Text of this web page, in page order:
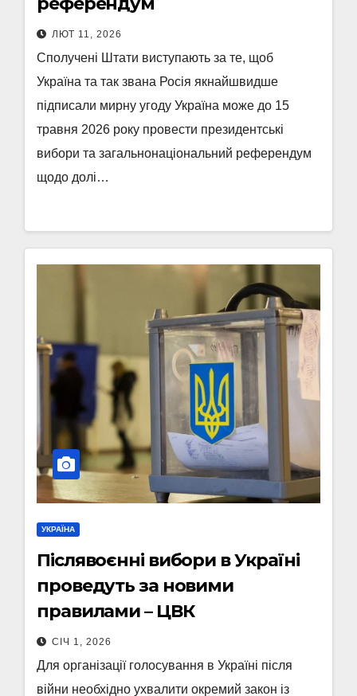
ЛЮТ 11, 2026
Сполучені Штати виступають за те, щоб
Україна та так звана Росія якнайшвидше
підписали мирну угоду Україна може до 15
травня 2026 року провести президентські
вибори та загальнонаціональний референдум
щодо долі…
УКРАЇНА
Післявоєнні вибори в Україні
проведуть за новими
правилами – ЦВК
СІЧ 1, 2026
Для організації голосування в Україні після
війни необхідно ухвалити окремий закон із